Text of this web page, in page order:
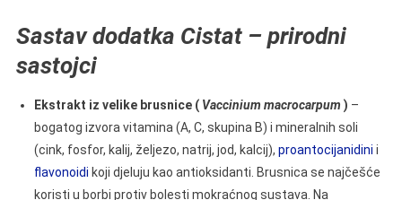
Sastav dodatka Cistat – prirodni
sastojci
Ekstrakt iz velike brusnice ( Vaccinium macrocarpum ) –
bogatog izvora vitamina (A, C, skupina B) i mineralnih soli
(cink, fosfor, kalij, željezo, natrij, jod, kalcij), proantocijanidini i
flavonoidi koji djeluju kao antioksidanti. Brusnica se najčešće
koristi u borbi protiv bolesti mokraćnog sustava. Na